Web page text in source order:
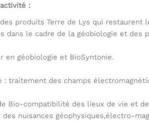
:
produits Terre de Lys qui
dans le cadre de la géobiologie et des
en géobiologie et BioSyntonie.
: traitement des champs
Bio-compatibilité des lieux de vie et
nuisances géophysiques,électro-